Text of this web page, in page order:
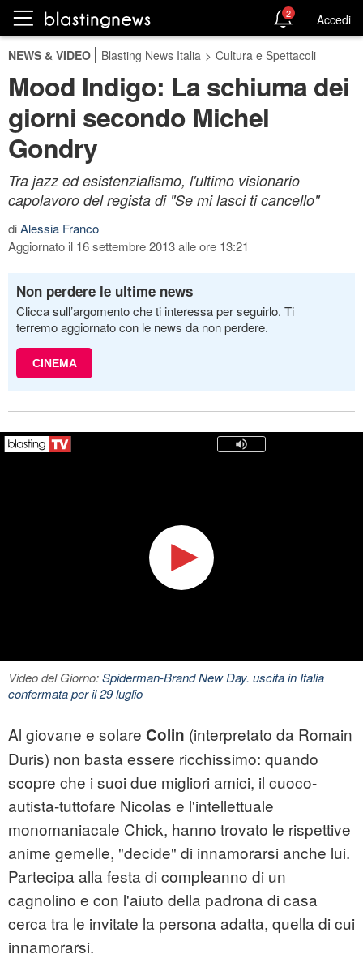
2 Accedi
NEWS & VIDEO Blasting News Italia > Cultura e Spettacoli
Mood Indigo: La schiuma dei
giorni secondo Michel
Gondry
Tra jazz ed esistenzialismo, l'ultimo visionario
capolavoro del regista di "Se mi lasci ti cancello"
diAlessia Franco
Aggiornato il 16 settembre 2013 alle ore 13:21
Non perdere le ultime news
Clicca sull’argomento che ti interessa per seguirlo. Ti
terremo aggiornato con le news da non perdere.
CINEMA
Video del Giorno:Spiderman-Brand New Day. uscita in Italia
confermata per il 29 luglio
Al giovane e solare Colin (interpretato da Romain
Duris) non basta essere ricchissimo: quando
scopre che i suoi due migliori amici, il cuoco-
autista-tuttofare Nicolas e l'intellettuale
monomaniacale Chick, hanno trovato le rispettive
anime gemelle, "decide" di innamorarsi anche lui.
Partecipa alla festa di compleanno di un
cagnolino e con l'aiuto della padrona di casa
cerca tra le invitate la persona adatta, quella di cui
innamorarsi.